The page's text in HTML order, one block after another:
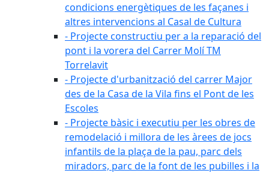
condicions energètiques de les façanes i
altres intervencions al Casal de Cultura
- Projecte constructiu per a la reparació del
pont i la vorera del Carrer Molí TM
Torrelavit
- Projecte d'urbanització del carrer Major
des de la Casa de la Vila fins el Pont de les
Escoles
- Projecte bàsic i executiu per les obres de
remodelació i millora de les àrees de jocs
infantils de la plaça de la pau, parc dels
miradors, parc de la font de les pubilles i la